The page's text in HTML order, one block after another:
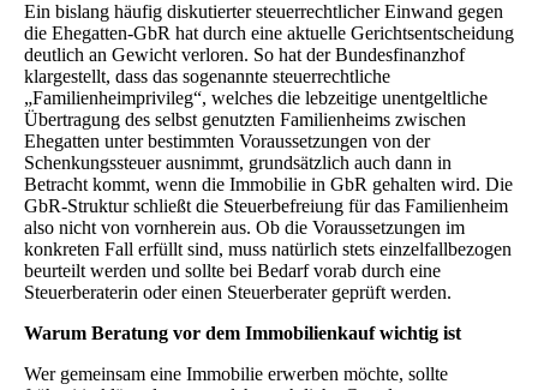
Ein bislang häufig diskutierter steuerrechtlicher Einwand gegen
die Ehegatten-GbR hat durch eine aktuelle Gerichtsentscheidung
deutlich an Gewicht verloren. So hat der Bundesfinanzhof
klargestellt, dass das sogenannte steuerrechtliche
„Familienheimprivileg“, welches die lebzeitige unentgeltliche
Übertragung des selbst genutzten Familienheims zwischen
Ehegatten unter bestimmten Voraussetzungen von der
Schenkungssteuer ausnimmt, grundsätzlich auch dann in
Betracht kommt, wenn die Immobilie in GbR gehalten wird. Die
GbR-Struktur schließt die Steuerbefreiung für das Familienheim
also nicht von vornherein aus. Ob die Voraussetzungen im
konkreten Fall erfüllt sind, muss natürlich stets einzelfallbezogen
beurteilt werden und sollte bei Bedarf vorab durch eine
Steuerberaterin oder einen Steuerberater geprüft werden.
Warum Beratung vor dem Immobilienkauf wichtig ist
Wer gemeinsam eine Immobilie erwerben möchte, sollte